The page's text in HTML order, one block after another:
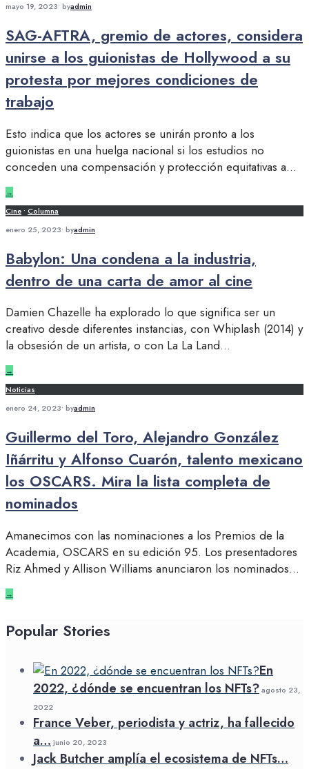
mayo 19, 2023• byadmin
SAG-AFTRA, gremio de actores, considera
unirse a los guionistas de Hollywood a su
protesta por mejores condiciones de
trabajo
Esto indica que los actores se unirán pronto a los
guionistas en una huelga nacional si los estudios no
conceden una compensación y protección equitativas a...
→
Cine • Columna
enero 25, 2023• byadmin
Babylon: Una condena a la industria,
dentro de una carta de amor al cine
Damien Chazelle ha explorado lo que significa ser un
creativo desde diferentes instancias, con Whiplash (2014) y
la obsesión de un artista, o con La La Land...
→
Noticias
enero 24, 2023• byadmin
Guillermo del Toro, Alejandro González
Iñárritu y Alfonso Cuarón, talento mexicano
los OSCARS. Mira la lista completa de
nominados
Amanecimos con las nominaciones a los Premios de la
Academia, OSCARS en su edición 95. Los presentadores
Riz Ahmed y Allison Williams anunciaron los nominados...
→
Popular Stories
En
2022, ¿dónde se encuentran los NFTs?agosto 23,
2022
France Veber, periodista y actriz, ha fallecido
a… junio 20, 2023
Jack Butcher amplía el ecosistema de NFTs…